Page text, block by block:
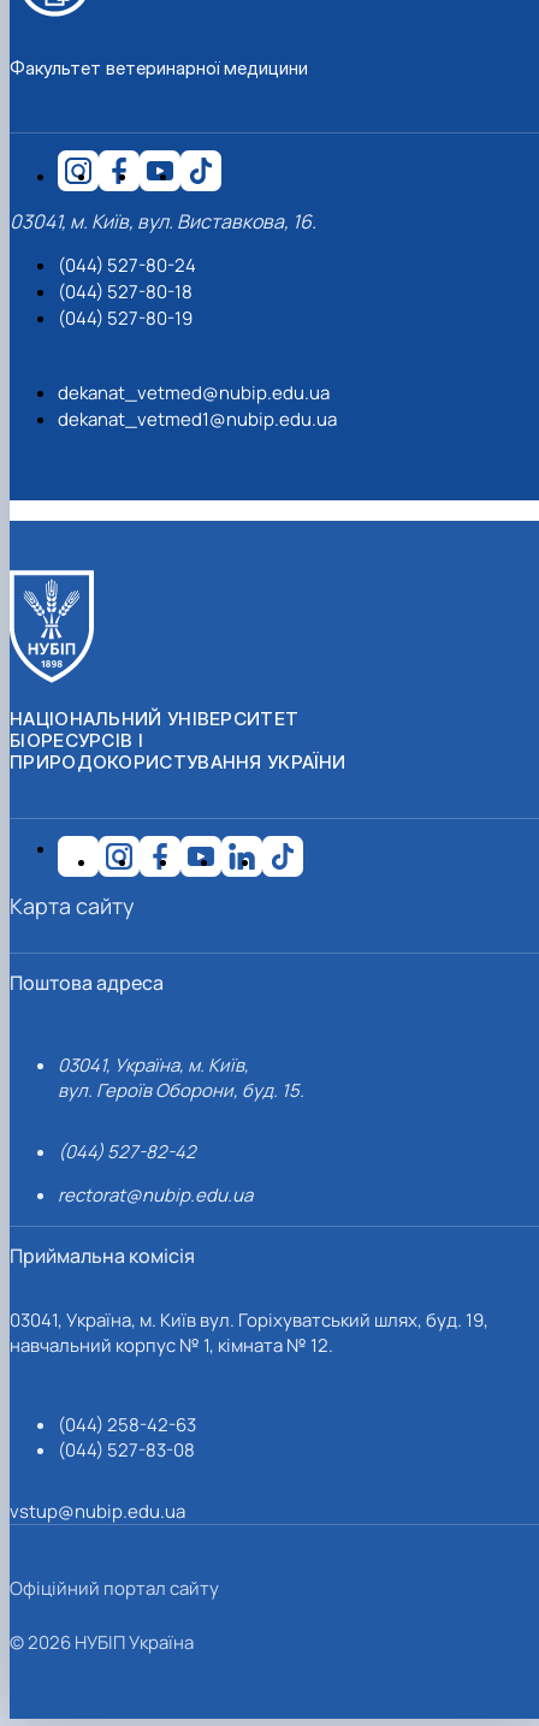
Факультет ветеринарної медицини
03041, м. Київ, вул. Виставкова, 16.
(044) 527-80-24
(044) 527-80-18
(044) 527-80-19
dekanat_vetmed@nubip.edu.ua
dekanat_vetmed1@nubip.edu.ua
НАЦІОНАЛЬНИЙ УНІВЕРСИТЕТ
БІОРЕСУРСІВ І
ПРИРОДОКОРИСТУВАННЯ УКРАЇНИ
Поштова адреса
03041, Україна, м. Київ,
вул. Героїв Оборони, буд. 15.
(044) 527-82-42
rectorat@nubip.edu.ua
Приймальна комісія
03041, Україна, м. Київ вул. Горіхуватський шлях, буд. 19,
навчальний корпус № 1, кімната № 12.
(044) 258-42-63
(044) 527-83-08
vstup@nubip.edu.ua
Карта сайту
Офіційний портал сайту
© 2026 НУБІП Україна